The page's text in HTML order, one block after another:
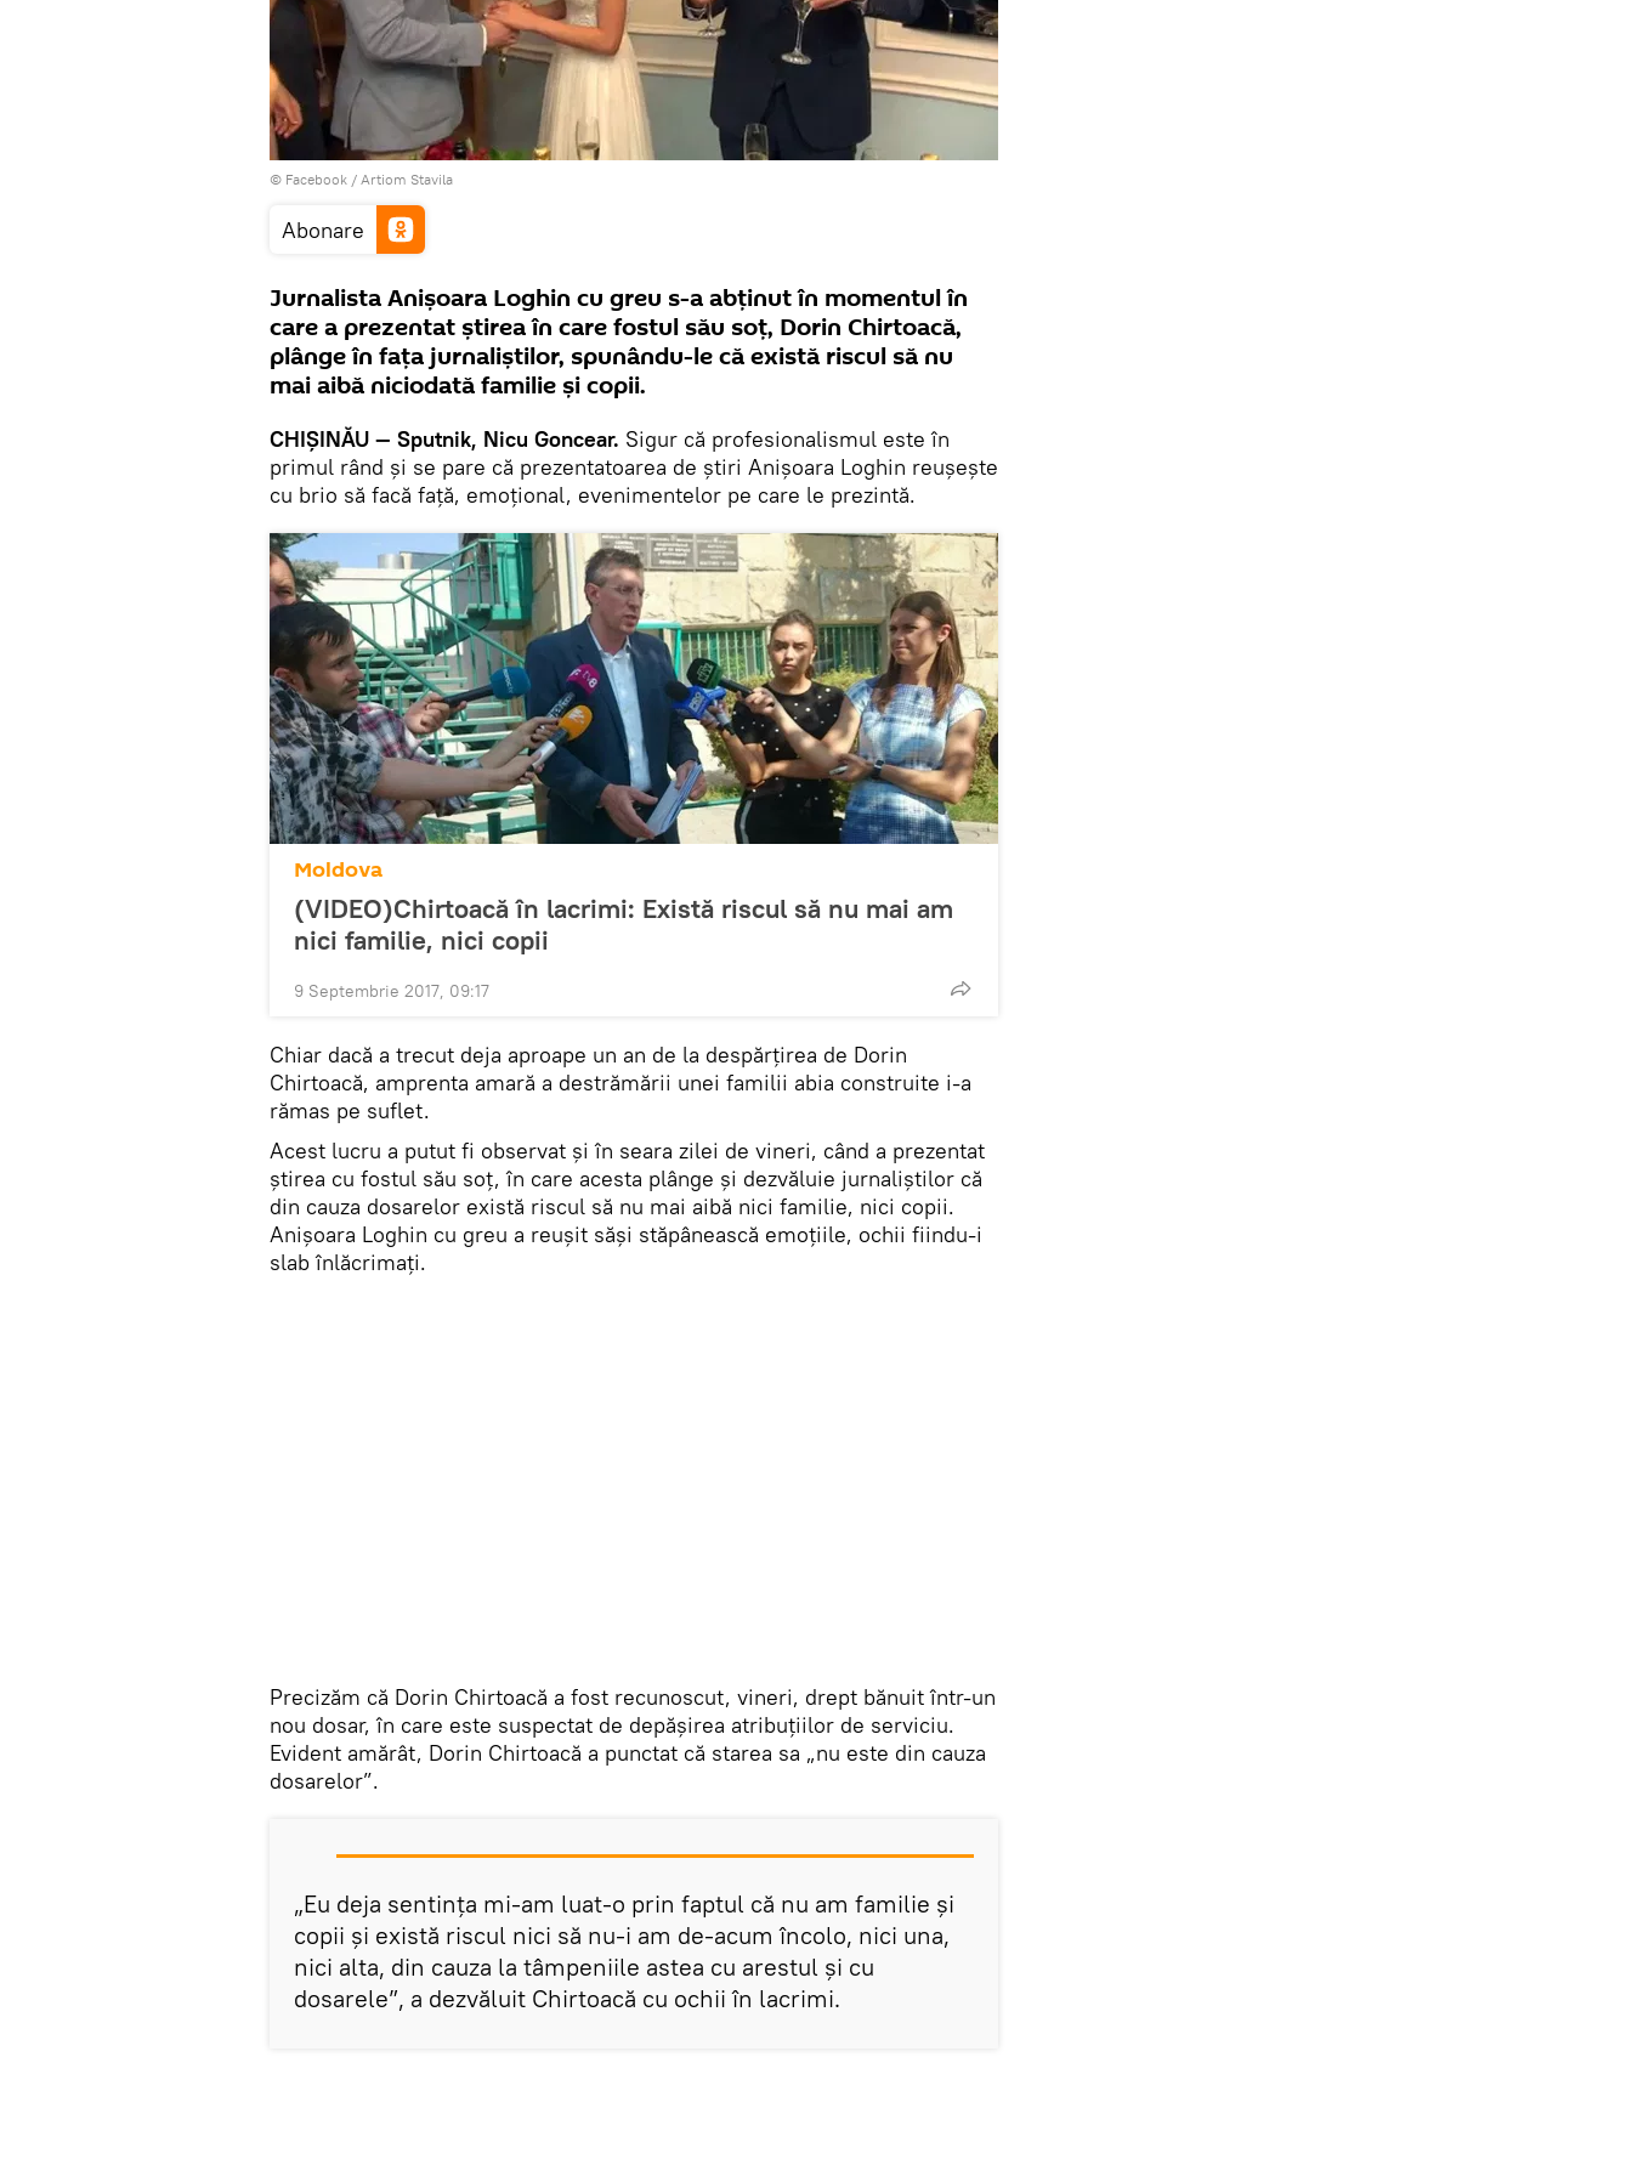
© Facebook / Artiom Stavila
Abonare
Jurnalista Anișoara Loghin cu greu s-a abținut în momentul în
care a prezentat știrea în care fostul său soț, Dorin Chirtoacă,
plânge în fața jurnaliștilor, spunându-le că există riscul să nu
mai aibă niciodată familie și copii.
CHIȘINĂU — Sputnik, Nicu Goncear. Sigur că profesionalismul este în
primul rând și se pare că prezentatoarea de știri Anișoara Loghin reușește
cu brio să facă față, emoțional, evenimentelor pe care le prezintă.
Moldova
(VIDEO)Chirtoacă în lacrimi: Există riscul să nu mai am
nici familie, nici copii
9 Septembrie 2017, 09:17
Chiar dacă a trecut deja aproape un an de la despărțirea de Dorin
Chirtoacă, amprenta amară a destrămării unei familii abia construite i-a
rămas pe suflet.
Acest lucru a putut fi observat și în seara zilei de vineri, când a prezentat
știrea cu fostul său soț, în care acesta plânge și dezvăluie jurnaliștilor că
din cauza dosarelor există riscul să nu mai aibă nici familie, nici copii.
Anișoara Loghin cu greu a reușit săși stăpânească emoțiile, ochii fiindu-i
slab înlăcrimați.
Precizăm că Dorin Chirtoacă a fost recunoscut, vineri, drept bănuit într-un
nou dosar, în care este suspectat de depășirea atribuțiilor de serviciu.
Evident amărât, Dorin Chirtoacă a punctat că starea sa „nu este din cauza
dosarelor”.
„Eu deja sentința mi-am luat-o prin faptul că nu am familie și
copii și există riscul nici să nu-i am de-acum încolo, nici una,
nici alta, din cauza la tâmpeniile astea cu arestul și cu
dosarele”, a dezvăluit Chirtoacă cu ochii în lacrimi.